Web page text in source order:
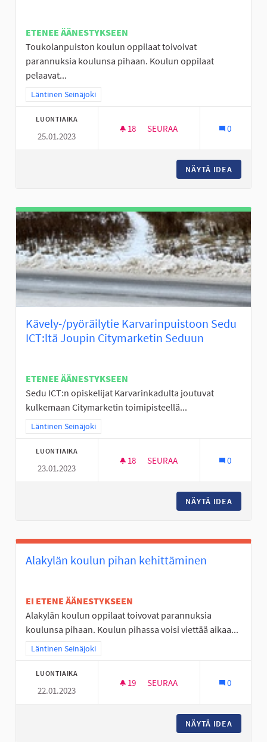
ETENEE ÄÄNESTYKSEEN
Toukolanpuiston koulun oppilaat toivoivat
parannuksia koulunsa pihaan. Koulun oppilaat
pelaavat...
Rajaa tulokset teeman mukaan: Läntinen Seinäjoki
Läntinen Seinäjoki
LUONTIAIKA
25.01.2023
18 18 SEURAAJAA
SEURAA 0
NÄYTÄ IDEA
Kävely-/pyöräilytie Karvarinpuistoon Sedu
ICT:ltä Joupin Citymarketin Seduun
ETENEE ÄÄNESTYKSEEN
Sedu ICT:n opiskelijat Karvarinkadulta joutuvat
kulkemaan Citymarketin toimipisteellä...
Rajaa tulokset teeman mukaan: Läntinen Seinäjoki
Läntinen Seinäjoki
LUONTIAIKA
23.01.2023
18 18 SEURAAJAA
SEURAA 0
NÄYTÄ IDEA
Alakylän koulun pihan kehittäminen
EI ETENE ÄÄNESTYKSEEN
Alakylän koulun oppilaat toivovat parannuksia
koulunsa pihaan. Koulun pihassa voisi viettää aikaa...
Rajaa tulokset teeman mukaan: Läntinen Seinäjoki
Läntinen Seinäjoki
LUONTIAIKA
22.01.2023
19 19 SEURAAJAA
SEURAA 0
NÄYTÄ IDEA